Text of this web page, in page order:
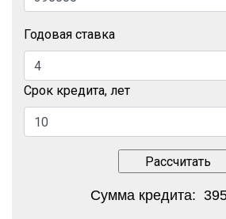
Годовая ставка
Срок кредита, лет
Сумма кредита: